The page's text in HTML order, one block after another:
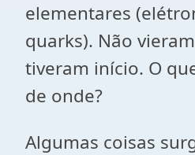
elementares
quarks). Não
tiveram início. O
de onde?
Algumas coisas